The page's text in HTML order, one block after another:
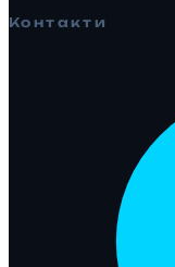
Контакти